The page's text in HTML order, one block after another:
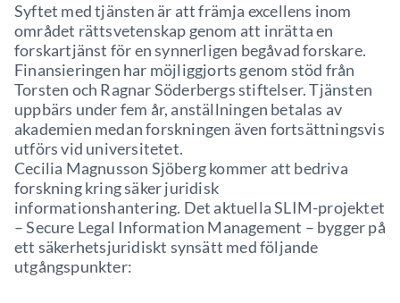
Syftet med tjänsten är att främja excellens inom
området rättsvetenskap genom att inrätta en
forskartjänst för en synnerligen begåvad forskare.
Finansieringen har möjliggjorts genom stöd från
Torsten och Ragnar Söderbergs stiftelser. Tjänsten
uppbärs under fem år, anställningen betalas av
akademien medan forskningen även fortsättningsvis
utförs vid universitetet.
Cecilia Magnusson Sjöberg kommer att bedriva
forskning kring säker juridisk
informationshantering. Det aktuella SLIM-projektet
– Secure Legal Information Management – bygger på
ett säkerhetsjuridiskt synsätt med följande
utgångspunkter: